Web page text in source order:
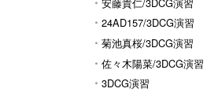
24AD157/3DCG演習
菊池真桜/3DCG演習
佐々木陽菜/3DCG演習
3DCG演習